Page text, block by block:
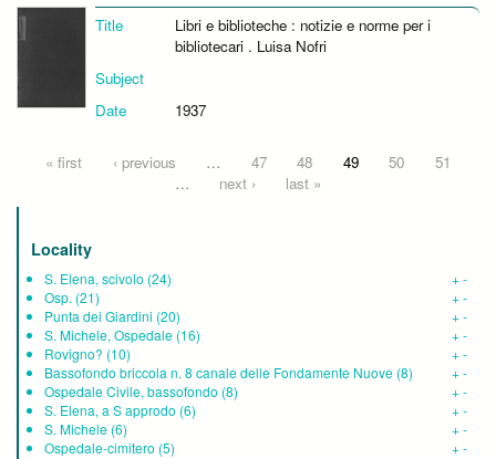
Title
Libri e biblioteche : notizie e norme per i
bibliotecari . Luisa Nofri
Subject
Date
1937
Pages
« first ‹ previous … 47 48 49 50
51
…
next › last »
Locality
S. Elena, scivolo (24) +-
Osp. (21) +-
Punta dei Giardini (20) +-
S. Michele, Ospedale (16) +-
Rovigno? (10) +-
Bassofondo briccola n. 8 canale delle Fondamente Nuove (8) +-
Ospedale Civile, bassofondo (8) +-
S. Elena, a S approdo (6) +-
S. Michele (6) +-
Ospedale-cimitero (5) +-